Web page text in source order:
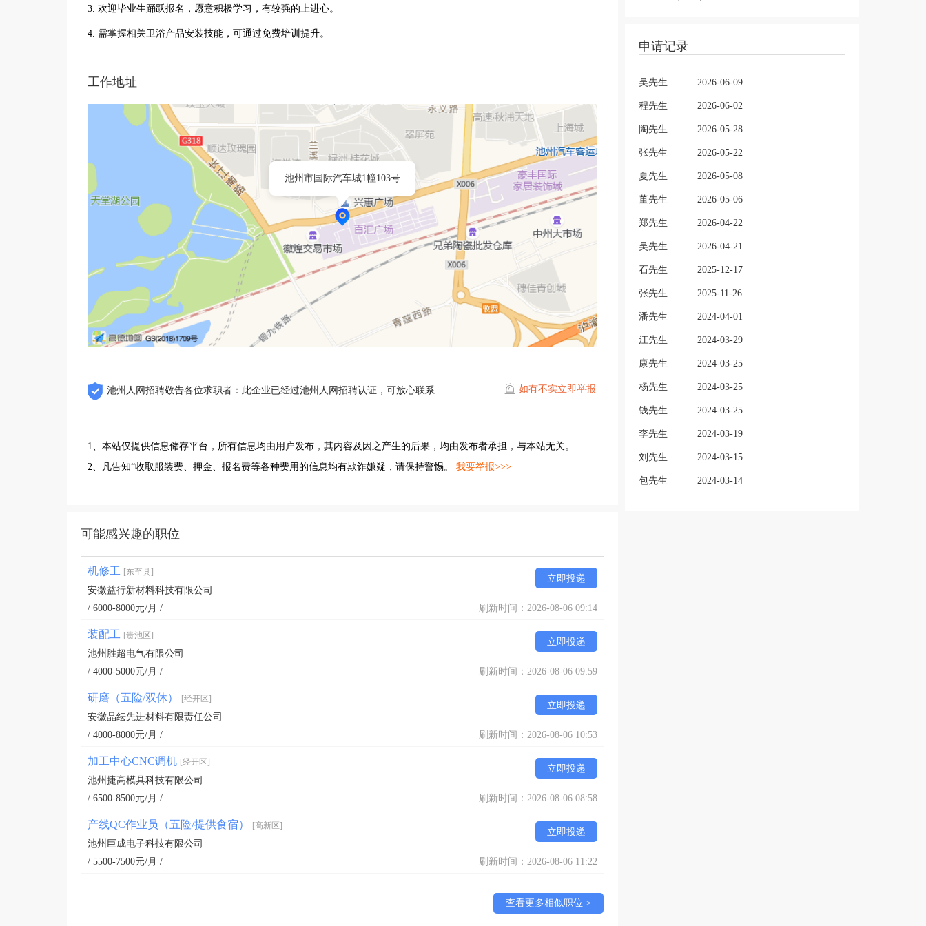
3. 欢迎毕业生踊跃报名，愿意积极学习，有较强的上进心。
4. 需掌握相关卫浴产品安装技能，可通过免费培训提升。
工作地址
池州市国际汽车城1幢103号
池州人网招聘敬告各位求职者：此企业已经过池州人网招聘认证，可放心联系 如有不实立即举报
1、本站仅提供信息储存平台，所有信息均由用户发布，其内容及因之产生的后果，均由发布者承担，与本站无关。
2、凡告知“收取服装费、押金、报名费等各种费用的信息均有欺诈嫌疑，请保持警惕。 我要举报>>>
可能感兴趣的职位
机修工 [东至县]
立即投递
安徽益行新材料科技有限公司
/ 6000-8000元/月 /
刷新时间：2026-08-06 09:14
装配工 [贵池区]
立即投递
池州胜超电气有限公司
/ 4000-5000元/月 /
刷新时间：2026-08-06 09:59
研磨（五险/双休） [经开区]
立即投递
安徽晶纭先进材料有限责任公司
/ 4000-8000元/月 /
刷新时间：2026-08-06 10:53
加工中心CNC调机 [经开区]
立即投递
池州捷高模具科技有限公司
/ 6500-8500元/月 /
刷新时间：2026-08-06 08:58
产线QC作业员（五险/提供食宿） [高新区]
立即投递
池州巨成电子科技有限公司
/ 5500-7500元/月 /
刷新时间：2026-08-06 11:22
查看更多相似职位 >
申请记录
吴先生 2026-06-09
程先生 2026-06-02
陶先生 2026-05-28
张先生 2026-05-22
夏先生 2026-05-08
董先生 2026-05-06
郑先生 2026-04-22
吴先生 2026-04-21
石先生 2025-12-17
张先生 2025-11-26
潘先生 2024-04-01
江先生 2024-03-29
康先生 2024-03-25
杨先生 2024-03-25
钱先生 2024-03-25
李先生 2024-03-19
刘先生 2024-03-15
包先生 2024-03-14